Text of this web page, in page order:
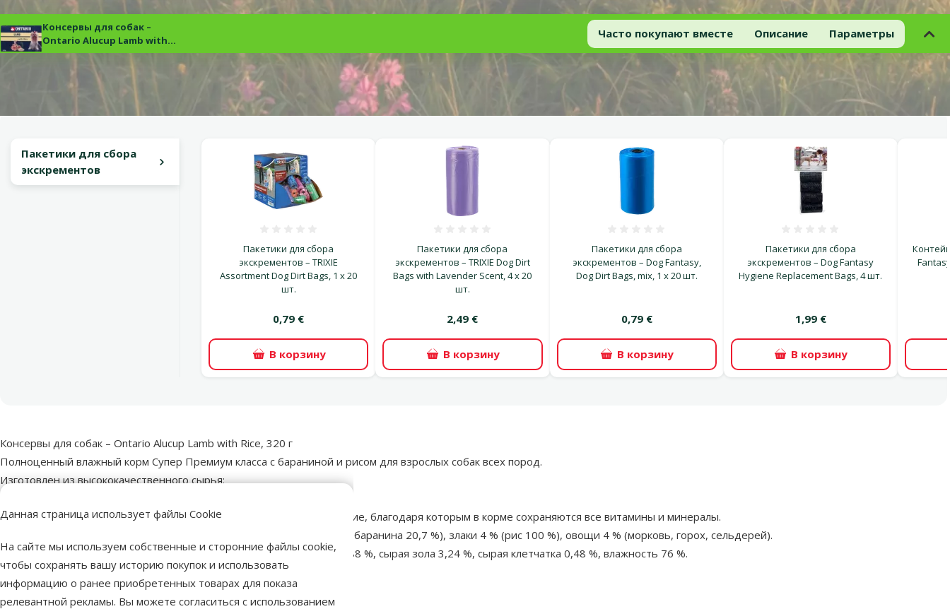
Данная страница использует файлы Cookie
На сайте мы используем собственные и сторонние файлы cookie,
чтобы сохранять вашу историю покупок и использовать
информацию о ранее приобретенных товарах для показа
релевантной рекламы. Вы можете согласиться с использованием
Консервы для собак –
Ontario Alucup Lamb with
Rice, 320 г
Часто покупают вместе Описание Параметры
Нужные товары для питомца
Пакетики для сбора
экскрементов
Пакетики для сбора
экскрементов – TRIXIE
Assortment Dog Dirt Bags, 1 x 20
шт.
0,79 €
В корзину
Пакетики для сбора
экскрементов – TRIXIE Dog Dirt
Bags with Lavender Scent, 4 x 20
шт.
2,49 €
В корзину
Пакетики для сбора
экскрементов – Dog Fantasy,
Dog Dirt Bags, mix, 1 x 20 шт.
0,79 €
В корзину
Пакетики для сбора
экскрементов – Dog Fantasy
Hygiene Replacement Bags, 4 шт.
1,99 €
В корзину
superzoo.product.detail.content
Консервы для собак – Ontario Alucup Lamb with Rice, 320 г
Полноценный влажный корм Супер Премиум класса с бараниной и рисом для взрослых собак всех пород.
Изготовлен из высококачественного сырья;
При консервировании используются высокие температура и давление, благодаря которым в корме сохраняются все витамины и минералы.
Состав: мясо и субпродукты животного происхождения 91 % (из них баранина 20,7 %), злаки 4 % (рис 100 %), овощи 4 % (морковь, горох, сельдерей).
Аналитический состав: сырой белок 10,89 %, сырые масла и жиры 6,88 %, сырая зола 3,24 %, сырая клетчатка 0,48 %, влажность 76 %.